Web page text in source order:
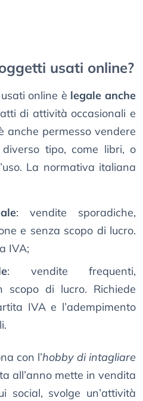
usati online?
online è legale anche
di attività occasionali e
anche permesso vendere
tipo, come libri, o
La normativa italiana
: vendite sporadiche,
e senza scopo di lucro.
IVA;
: vendite frequenti,
scopo di lucro. Richiede
IVA e l’adempimento
con l’hobby di intagliare
all’anno mette in vendita
social, svolge un’attività